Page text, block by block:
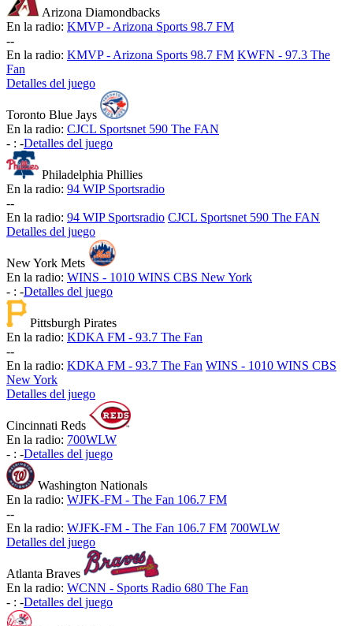
Arizona Diamondbacks
En la radio: KMVP - Arizona Sports 98.7 FM
--
En la radio: KMVP - Arizona Sports 98.7 FM KWFN - 97.3 The
Fan
Detalles del juego
Toronto Blue Jays
En la radio: CJCL Sportsnet 590 The FAN
- : -Detalles del juego
Philadelphia Phillies
En la radio: 94 WIP Sportsradio
--
En la radio: 94 WIP Sportsradio CJCL Sportsnet 590 The FAN
Detalles del juego
New York Mets
En la radio: WINS - 1010 WINS CBS New York
- : -Detalles del juego
Pittsburgh Pirates
En la radio: KDKA FM - 93.7 The Fan
--
En la radio: KDKA FM - 93.7 The Fan WINS - 1010 WINS CBS
New York
Detalles del juego
Cincinnati Reds
En la radio: 700WLW
- : -Detalles del juego
Washington Nationals
En la radio: WJFK-FM - The Fan 106.7 FM
--
En la radio: WJFK-FM - The Fan 106.7 FM 700WLW
Detalles del juego
Atlanta Braves
En la radio: WCNN - Sports Radio 680 The Fan
- : -Detalles del juego